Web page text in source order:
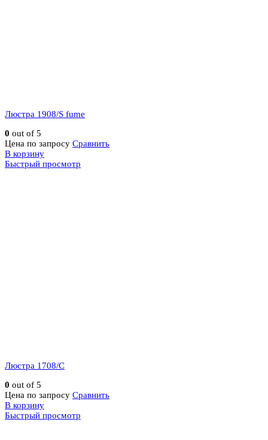
Люстра 1908/S fume
0 out of 5
Цена по запросу Сравнить
В корзину
Быстрый просмотр
Люстра 1708/C
0 out of 5
Цена по запросу Сравнить
В корзину
Быстрый просмотр